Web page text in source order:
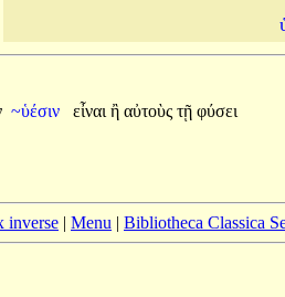
~ὑέσιν εἶναι ἢ αὐτοὺς τῇ φύσει
inverse | Menu | Bibliotheca Classica